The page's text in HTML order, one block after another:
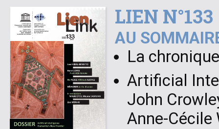
LIEN N°133
AU
La
Artificial
John
Anne-Cécile